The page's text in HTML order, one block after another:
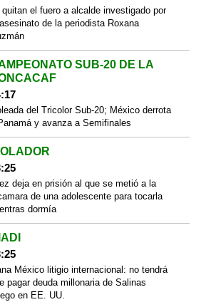
quitan el fuero a alcalde investigado por
de la periodista Roxana
SUB-20 DE LA
del Tricolor Sub-20; México derrota
y avanza a Semifinales
deja en prisión al que se metió a la
de una adolescente para tocarla
dormía
México litigio internacional: no tendrá
pagar deuda millonaria de Salinas
en EE. UU.